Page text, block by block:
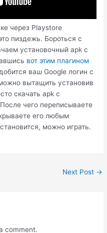
через Playstore
пиздежь. Бороться с
установочный apk с
вот этим плагином
ваш Google логин с
вытащить установив
скачать apk с
чего переписываете
его любым
можно играть.
Next Post →
comment.